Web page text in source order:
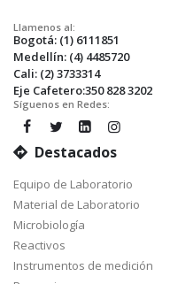
Llamenos al:
Bogotá: (1) 6111851
Medellín: (4) 4485720
Cali: (2) 3733314
Eje Cafetero:350 828 3202
Síguenos en Redes:
Destacados
Equipo de Laboratorio
Material de Laboratorio
Microbiología
Reactivos
Instrumentos de medición